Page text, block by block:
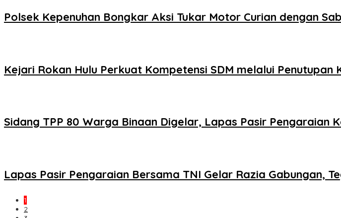
Polsek Kepenuhan Bongkar Aksi Tukar Motor Curian dengan
Kejari Rokan Hulu Perkuat Kompetensi SDM melalui
Sidang TPP 80 Warga Binaan Digelar, Lapas Pasir
Lapas Pasir Pengaraian Bersama TNI Gelar Razia Gabungan,
1
2